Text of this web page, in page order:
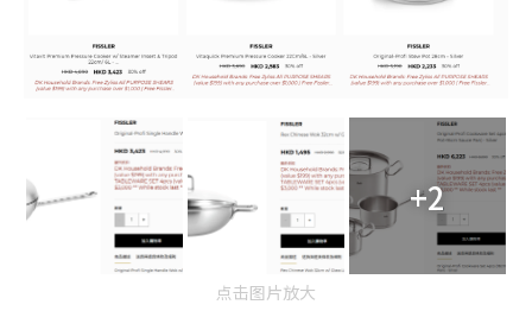
+2
点击图片放大